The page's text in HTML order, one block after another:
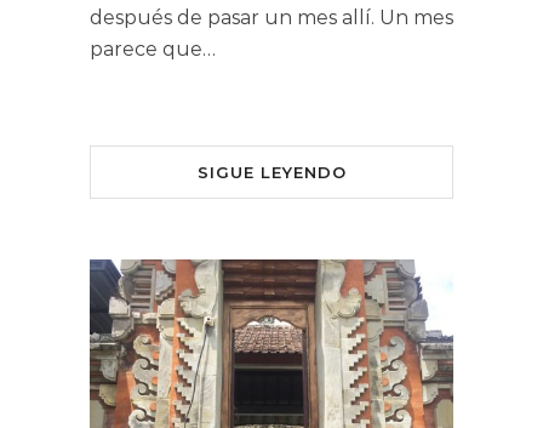
después de pasar un mes allí. Un mes
parece que…
SIGUE LEYENDO